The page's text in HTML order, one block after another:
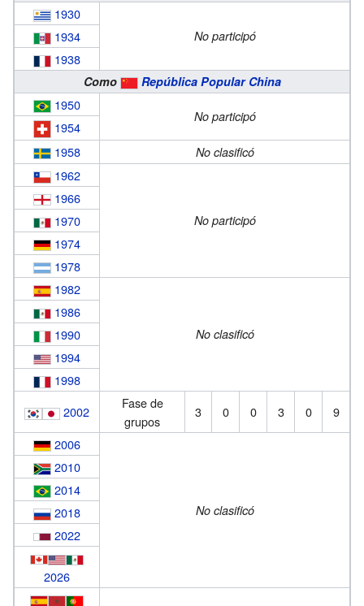
1930
No participó
1934
1938
Como República Popular China
1950
No participó
1954
1958
No clasificó
1962
No participó
1966
1970
1974
1978
1982
No clasificó
1986
1990
1994
1998
2002
Fase de
grupos
3 0 0 3 0
9
2006
No clasificó
2010
2014
2018
2022
2026